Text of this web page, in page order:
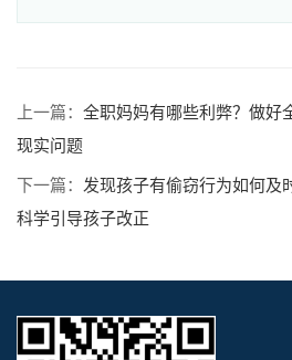
上一篇： 全职妈妈有哪些利弊？做好
现实问题
下一篇： 发现孩子有偷窃行为如何及
科学引导孩子改正